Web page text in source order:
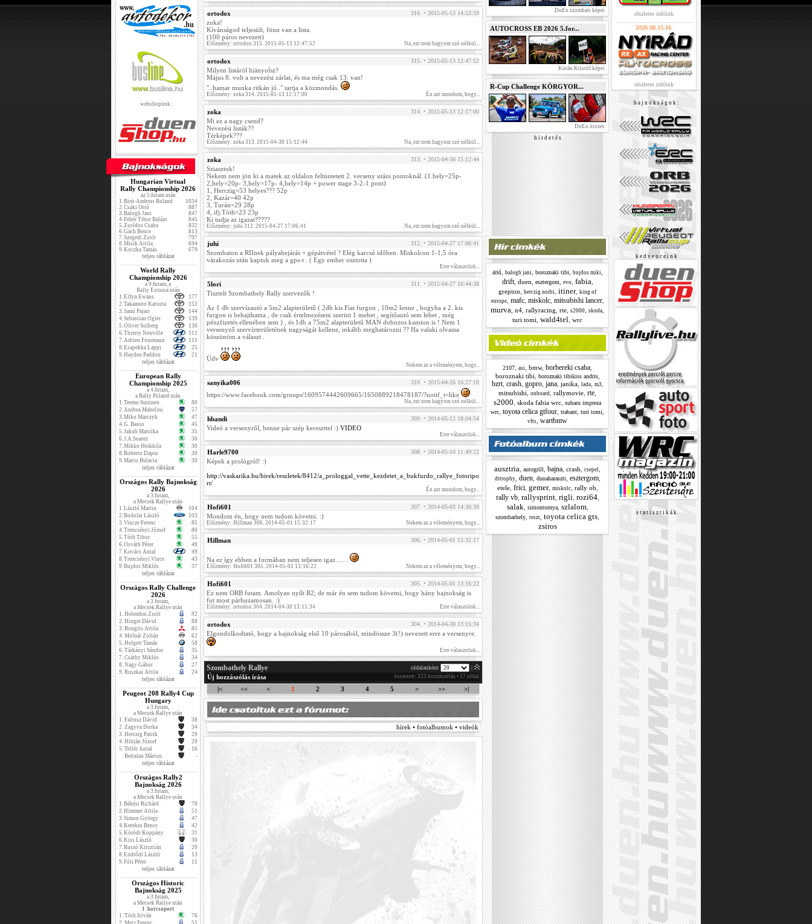
webshopunk :
Hungarian Virtual
Rally Championship 2026
az 5.futam után
1.Biró-Ambrus Roland
1034
2.Csáki Ottó
887
3.Balogh Jani
847
4.Fehér Tibor Balázs
845
5.Zsoldos Csaba
832
6.Gách Bence
813
7.Szegedi Zsolt
797
8.Misik Attila
694
9.Koczka Tamás 679
teljes táblázat
World Rally
Championship 2026
a 9.futam, a
Rally Estonia után
1.Elfyn Ewans
177
2.Takamoto Katsuta
152
3.Sami Pajari
144
4.Sebastian Ogier
139
5.Oliver Solberg
130
6.Thierry Neuville
111
7.Adrien Fourmaux
111
8.Esapekka Lappi
25
9.Hayden Paddon 21
teljes táblázat
European Rally
Championship 2025
a 4.futam,
a Rally Poland után
1.Teemu Suninen
80
2.Andrea Mabelini
57
3.Miko Marczyk
47
4.G. Basso
45
5.Jakub Matulka
35
6.J.A.Suarez
30
7.Mikko Heikkila
30
8.Roberto Dapra
30
9.Marco Bulacia 30
teljes táblázat
Országos Rally Bajnokság
2026
a 3.futam,
a Mecsek Rallye után
1.László Martin
104
2.Bodolai László
103
3.Vincze Ferenc
85
4.Trencsényi József
80
5.Tóth Tibor
55
6.Osváth Péter
49
7.Kovács Antal
49
8.Trencsényi Vince
43
9.Bujdos Miklós 37
teljes táblázat
Országos Rally Challenge
2026
a 3.futam,
a Mecsek Rallye után
1. Helembai Zsolt
92
2. Hinger Dávid
88
3. Rongits Attila
85
4. Molnár Zoltán
62
5. Helgert Tamás
58
6. Tárkányi Sándor
35
7. Csáthy Miklós
34
8. Nagy Gábor
27
9. Ruszkai Attila 24
teljes táblázat
Peugeot 208 Rally4 Cup
Hungary
a 3.futam,
a Mecsek Rallye után
1. Faltusz Dávid
38
2. Zagyva Dorka
34
3. Herczig Patrik
29
4. Hibján József
29
5. Tellér Antal
16
Bertalan Márton
-
teljes táblázat
Országos Rally2
Bajnokság 2026
a 3.futam,
a Mecsek Rallye után
1.Békési Richárd
70
2.Himmer Attila
51
3.Simon György
47
4.Kerekes Bence
42
5.Kóródi Koppány
31
6.Kiss László
30
7.Ruszó Krisztián
20
8.Endrődi László
13
9.Fóti Péter 11
teljes táblázat
Országos Historic
Bajnokság 2025
a 3.futam,
a Mecsek Rallye után
1. korcsoport
1. Tóth István
76
2. Metz Ferenc 51
ortodox 316. • 2015-05-13 14:53:59
zoka!
Kívánságod teljesült, fönn van a lista.
(100 páros nevezett)
Előzmény: ortodox 315. 2015-05-13 12:47:52 Na, ezt nem hagyom szó nélkül...
ortodox 315. • 2015-05-13 12:47:52
Milyen listáról hiányolsz?
Május 8. volt a nevezési zárlat, és ma még csak 13. van!
"..hamar munka ritkán jó.." tartja a közmondás.
Előzmény: zoka 314. 2015-05-13 12:17:00 Én azt mondom, hogy...
zoka 314. • 2015-05-13 12:17:00
Mi ez a nagy csend?
Nevezési listák??
Térképek???
Előzmény: zoka 313. 2015-04-30 15:12:44 Na, ezt nem hagyom szó nélkül...
zoka 313. • 2015-04-30 15:12:44
Sziasztok!
Nekem nem jön ki a matek az oldalon feltüntetett 2. verseny utáni pontoknál. (1.hely=25p-
2,hely=20p- 3,hely=17p- 4,hely=14p + power stage 3-2-1 pont)
1, Herczig=53 helyes??? 52p
2, Kazár=40 42p
3, Turán=29 28p
4, ifj.Tóth=23 23p
Ki tudja az igazat?????
Előzmény: juhi 312. 2015-04-27 17:06:41 Na, ezt nem hagyom szó nélkül...
juhi 312. • 2015-04-27 17:06:41
Szombaton a RIInek pályabejárás + gépátvétel ? Elég karcsú időben. Miskolcon 1-1,5 óra
várakozás után kaptuk meg a gps-t . ( Egy ember osztotta )
Erre válaszolok...
5lori 311. • 2015-04-27 16:44:38
Tisztelt Szombathely Rally szervezők !
Az 1 db szervízautó a 5m2 alapterületű ( 2db kis Fiat furgon , 10m2 lenne , hogyha a 2. kis
furgon is behajthatna , de csak értelmezésem szerint 1 mehet , segítőautó sem lehet , még
pénzfizetés ellenében sem ) , és 1db a 75m2 alapterületű MAN dobozos kamion is ! Nem 1
versenyző szervízterületének nagyságát kellene, inkább meghatározni ?? Ha valaki olvassa
köszönöm a választ .
Üdv
Nekem az a véleményem, hogy...
sanyika006 310. • 2015-04-26 16:27:18
https://www.facebook.com/groups/1609574442609665/1650889218478187/?notif_t=like
Na, ezt nem hagyom szó nélkül...
hbandi 309. • 2014-05-12 18:04:54
Videó a versenyről, benne pár szép kereszttel :) VIDEO
Erre válaszolok...
Harle9700 308. • 2014-05-10 11:49:22
Képek a prológról! :)
http://vaskarika.hu/hirek/reszletek/8412/a_prologgal_vette_kezdetet_a_bukfurdo_rallye_fotoripo
rt/
Én azt mondom, hogy...
Hofi601 307. • 2014-05-03 14:36:39
Mondom én, hogy nem tudom követni. :)
Előzmény: Hillman 306. 2014-05-01 15:32:17 Nekem az a véleményem, hogy...
Hillman 306. • 2014-05-01 15:32:17
Na ez így ebben a formában nem teljesen igaz.......
Előzmény: Hofi601 305. 2014-05-01 13:16:22 Nekem az a véleményem, hogy...
Hofi601 305. • 2014-05-01 13:16:22
Ez nem ORB futam. Amolyan nyílt R2; de már én sem tudom követni, hogy hány bajnokság is
fut most párhuzamosan. :)
Előzmény: ortodox 304. 2014-04-30 13:15:34 Erre válaszolok...
ortodox 304. • 2014-04-30 13:15:34
Elgondolkodtató, hogy a bajnokság első 10 párosából, mindössze 3(!) nevezett erre a versenyre.
Erre válaszolok...
Szombathely Rallye oldalanként
Új hozzászólás írása összesen: 323 hozzászólás • 17 oldal
|< << < 1 2 3 4 5 > >> >|
hírek • fotóalbumok • videók
DuEn szombati képei
AUTOCROSS EB 2026 5.for...
Kotán Kristóf képei
R-Cup Challenge KÖRGYOR...
DuEn összes
h i r d e t é s
asi balogh jani boroznaki tibi bujdos miki
drift, duen esztergom evo, fabia
grepton
herczig norbi itiner, king of
europe, mafc, miskolc, mitsubishi lancer,
murva n4 rallyracing rte s2000 skoda
turi tomi wald4tel wrc
2107 asi bmw, borbereki csaba
boroznaki tibi
boroznaki tibikiss andris,
bzrt, crash, gopro, jana, janika, lada, m3
mitsubishi
onboard rallymovie rte
s2000 skoda fabia wrc subaru impreza
wrc toyota celica gtfour trabant turi tomi
vfts wartbmw
ausztria autogrill bajna crash csepel
drtrophy, duen, dunaharaszti esztergom,
etele, frici, gemer, miskolc, rally ob
rally vb, rallysprint, rigli rozi64,
salak simontornya, szlalom,
szombathely teszt toyota celica gts
zsiros
részletes infóink
2026.08.15-16.
részletes infóink
b a j n o k s á g o k :
k e d v e n c e i n k
s t a t i s z t i k á k